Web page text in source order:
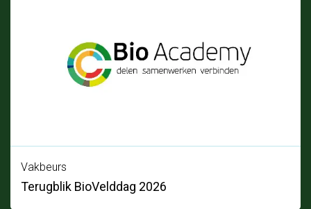
Vakbeurs
Terugblik BioVelddag 2026